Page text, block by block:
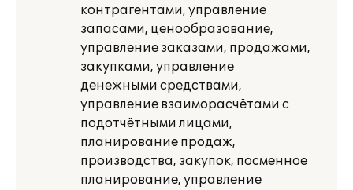
контрагентами, управление
запасами, ценообразование,
управление заказами, продажами,
закупками, управление
денежными средствами,
управление взаиморасчётами с
подотчётными лицами,
планирование продаж,
производства, закупок, посменное
планирование, управление